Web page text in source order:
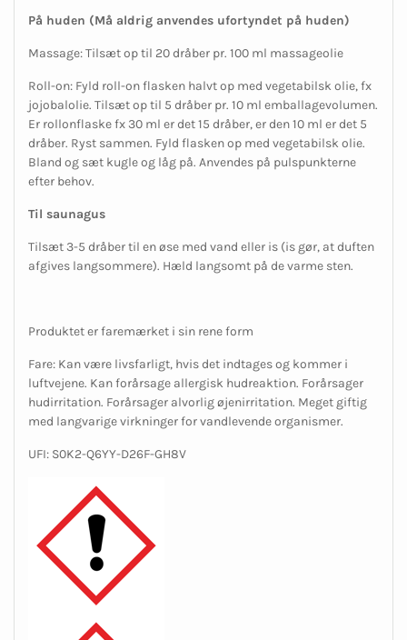
På huden (Må aldrig anvendes ufortyndet på huden)
Massage: Tilsæt op til 20 dråber pr. 100 ml massageolie
Roll-on: Fyld roll-on flasken halvt op med vegetabilsk olie, fx
jojobalolie. Tilsæt op til 5 dråber pr. 10 ml emballagevolumen.
Er rollonflaske fx 30 ml er det 15 dråber, er den 10 ml er det 5
dråber. Ryst sammen. Fyld flasken op med vegetabilsk olie.
Bland og sæt kugle og låg på. Anvendes på pulspunkterne
efter behov.
Til saunagus
Tilsæt 3-5 dråber til en øse med vand eller is (is gør, at duften
afgives langsommere). Hæld langsomt på de varme sten.
Produktet er faremærket i sin rene form
Fare: Kan være livsfarligt, hvis det indtages og kommer i
luftvejene. Kan forårsage allergisk hudreaktion. Forårsager
hudirritation. Forårsager alvorlig øjenirritation. Meget giftig
med langvarige virkninger for vandlevende organismer.
UFI: S0K2-Q6YY-D26F-GH8V